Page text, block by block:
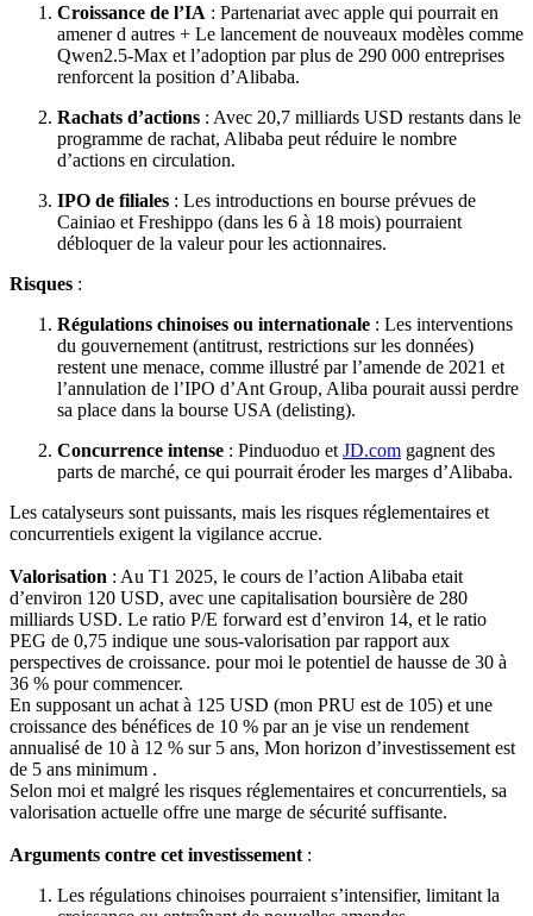
Croissance de l’IA : Partenariat avec apple qui pourrait en
amener d autres + Le lancement de nouveaux modèles comme
Qwen2.5-Max et l’adoption par plus de 290 000 entreprises
renforcent la position d’Alibaba.
Rachats d’actions : Avec 20,7 milliards USD restants dans le
programme de rachat, Alibaba peut réduire le nombre
d’actions en circulation.
IPO de filiales : Les introductions en bourse prévues de
Cainiao et Freshippo (dans les 6 à 18 mois) pourraient
débloquer de la valeur pour les actionnaires.
Risques :
Régulations chinoises ou internationale : Les interventions
du gouvernement (antitrust, restrictions sur les données)
restent une menace, comme illustré par l’amende de 2021 et
l’annulation de l’IPO d’Ant Group, Aliba pourait aussi perdre
sa place dans la bourse USA (delisting).
Concurrence intense : Pinduoduo et JD.com gagnent des
parts de marché, ce qui pourrait éroder les marges d’Alibaba.
Les catalyseurs sont puissants, mais les risques réglementaires et
concurrentiels exigent la vigilance accrue.
Valorisation : Au T1 2025, le cours de l’action Alibaba etait
d’environ 120 USD, avec une capitalisation boursière de 280
milliards USD. Le ratio P/E forward est d’environ 14, et le ratio
PEG de 0,75 indique une sous-valorisation par rapport aux
perspectives de croissance. pour moi le potentiel de hausse de 30 à
36 % pour commencer.
En supposant un achat à 125 USD (mon PRU est de 105) et une
croissance des bénéfices de 10 % par an je vise un rendement
annualisé de 10 à 12 % sur 5 ans, Mon horizon d’investissement est
de 5 ans minimum .
Selon moi et malgré les risques réglementaires et concurrentiels, sa
valorisation actuelle offre une marge de sécurité suffisante.
Arguments contre cet investissement :
Les régulations chinoises pourraient s’intensifier, limitant la